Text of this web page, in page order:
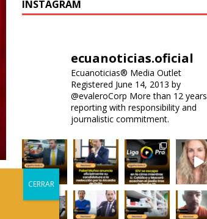
INSTAGRAM
ecuanoticias.oficial
Ecuanoticias® Media Outlet
Registered June 14, 2013 by
@evaleroCorp More than 12 years
reporting with responsibility and
journalistic commitment.